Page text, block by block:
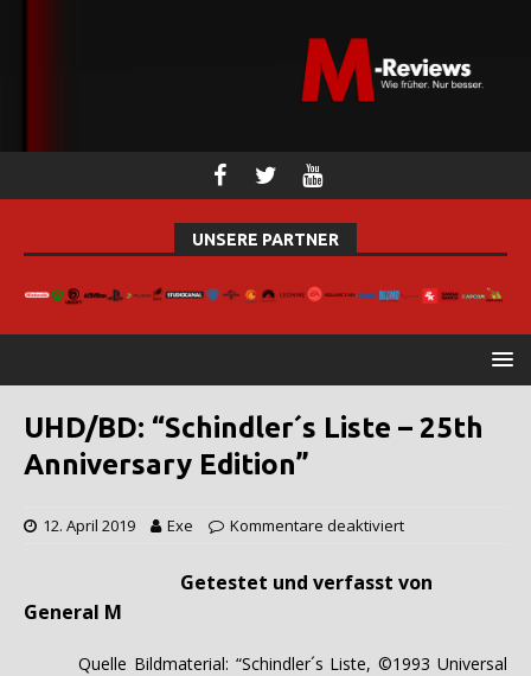
UNSERE PARTNER
UHD/BD: “Schindler´s Liste – 25th
Anniversary Edition”
12. April 2019 Exe Kommentare deaktiviert
Getestet und verfasst von
General M
Quelle Bildmaterial: “Schindler´s Liste, ©1993 Universal